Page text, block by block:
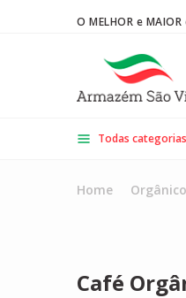
O MELHOR e
Todas categorias
Home Orgânico
Café